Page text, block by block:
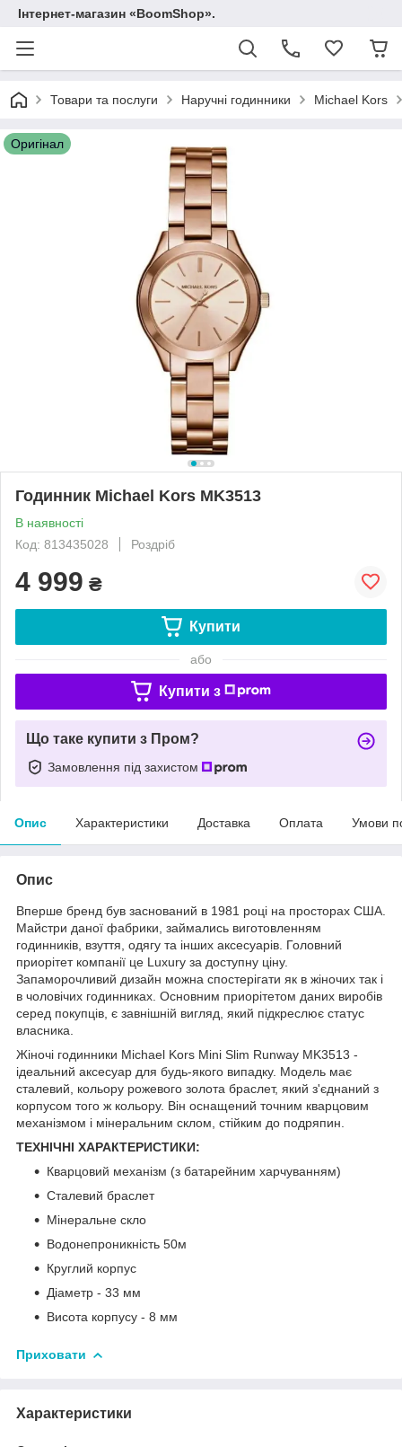
Інтернет-магазин «BoomShop».
Товари та послуги Наручні годинники Michael Kors
Оригінал
Годинник Michael Kors MK3513
В наявності
Код: 813435028
Роздріб
4 999 ₴
Купити
або
Купити з
Що таке купити з Пром?
Замовлення під захистом
Опис Характеристики Доставка Оплата Умови
Опис
Вперше бренд був заснований в 1981 році на просторах США.
Майстри даної фабрики, займались виготовленням
годинників, взуття, одягу та інших аксесуарів. Головний
приорітет компанії це Luxury за доступну ціну.
Запаморочливий дизайн можна спостерігати як в жіночих так і
в чоловічих годинниках. Основним приорітетом даних виробів
серед покупців, є завнішній вигляд, який підкреслює статус
власника.
Жіночі годинники Michael Kors Mini Slim Runway MK3513 -
ідеальний аксесуар для будь-якого випадку. Модель має
сталевий, кольору рожевого золота браслет, який з'єднаний з
корпусом того ж кольору. Він оснащений точним кварцовим
механізмом і мінеральним склом, стійким до подряпин.
ТЕХНІЧНІ ХАРАКТЕРИСТИКИ:
Кварцовий механізм (з батарейним харчуванням)
Сталевий браслет
Мінеральне скло
Водонепроникність 50м
Круглий корпус
Діаметр - 33 мм
Висота корпусу - 8 мм
Приховати
Характеристики